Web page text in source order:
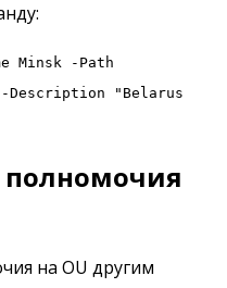
Minsk -Path
-Description "Belarus
полномочия
на OU другим